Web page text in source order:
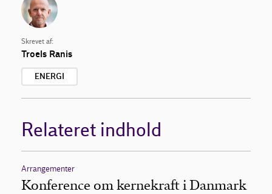
Skrevet af:
Troels Ranis
ENERGI
Relateret indhold
Arrangementer
Konference om kernekraft i Danmark